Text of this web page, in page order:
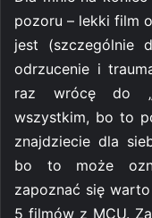
pozoru – lekki film
jest (szczególnie
odrzucenie i
raz wrócę do
wszystkim, bo to
znajdziecie dla
bo to może
zapoznać się
5 filmów z MCU.